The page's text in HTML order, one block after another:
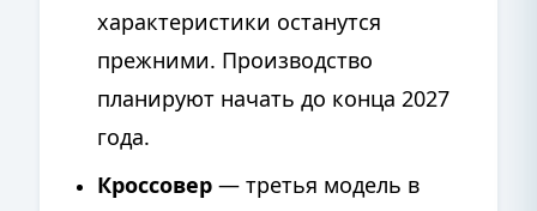
характеристики останутся
прежними. Производство
планируют начать до конца 2027
года.
Кроссовер — третья модель в